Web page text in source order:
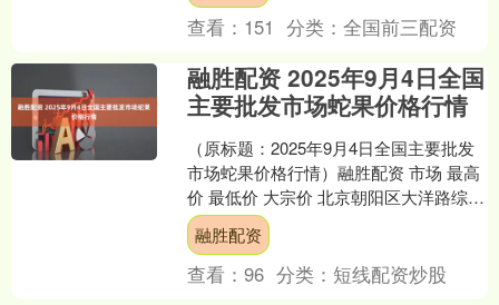
查看： 151 分类：全国前三配资
融胜配资 2025年9月4日全国
主要批发市场蛇果价格行情
（原标题：2025年9月4日全国主要批发
市场蛇果价格行情）融胜配资 市场 最高
价 最低价 大宗价 北京朝阳区大洋路综合
市场 23.00 15.00 19.00 ....
融胜配资
查看：96 分类： 短线配资炒股